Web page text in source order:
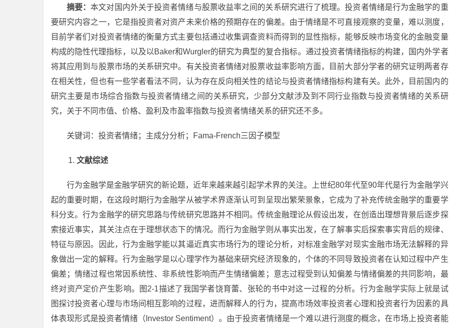
摘要：本文对国内外关于投资者情绪与股票收益率之间的关系研究进行了梳理。投资者情绪是行为金融学的重
要研究内容之一，它是指投资者对资产未来价格的预期存在的偏差。由于情绪是不可直接观察的变量，难以测度，
目前学者们对投资者情绪的衡量方式主要包括通过收集调查资料而得到的显性指标，能够反映市场变化的金融变量
构成的隐性代理指标，以及以Baker和Wurgler的研究为典型的复合指标。通过投资者情绪指标的构建，国内外学者
将其应用到与股票市场的关系研究中。有关投资者情绪对股票收益率影响方面，目前大部分学者的研究证明两者存
在相关性，但也有一些学者看法不同，认为存在反向相关性的结论与投资者情绪指标构建有关。此外，目前国内的
研究主要是市场综合指数与投资者情绪之间的关系研究，少部分文献涉及到不同行业指数与投资者情绪的关系研
究，关于不同市值、价格、盈利及市盈率指数与投资者情绪关系的研究还不多。
关键词：投资者情绪；主成分分析；Fama-French三因子模型
文献综述
行为金融学是金融学研究的新论题，近年来越来越引起学术界的关注。上世纪80年代至90年代是行为金融学兴
起的重要时期，在这段时期行为金融学从被学术界逐渐认可到呈现出繁荣景象，它成为了补充传统金融学的重要学
科分支。行为金融学的研究思路与传统研究思路并不相同。传统金融理论从假设出发，在创造出理想背景后逐步探
索接近事实，其关注点在于理想状态下的情况。而行为金融学则从事实出发，在了解事实后探索事实背后的规律、
特征与原因。因此，行为金融学能以其逼近真实市场行为的理论分析，对标准金融学对现实金融市场无法解释的异
象做出一定的解释。行为金融学是以心理学作为基础来研究经济现象的，个体的不同导致投资者在认知过程中产生
偏差；情绪过程也常因系统性、非系统性影响而产生情绪偏差；意志过程受到认知偏差与情绪偏差的共同影响，最
终对资产定价产生影响。图2-1描述了我国学者饶育蕾、张轮的书中对这一过程的分析。行为金融学实际上就是试
图探讨投资者心理与市场间相互影响的过程，进而解释人的行为，提高市场效率投资者心理和投资者行为因素的具
体表现形式是投资者情绪（Investor Sentiment）。由于投资者情绪是一个难以进行测度的概念，在市场上投资者能